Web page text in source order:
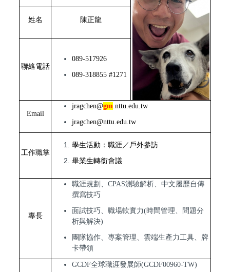
姓名 陳正龍
聯絡電話
089-517926
089-318855 #1271
Email
jragchen@gm .nttu.edu.tw
jragchen@nttu.edu.tw
工作職掌
學生活動：職涯／戶外參訪
畢業生轉銜會議
專長
職涯規劃、CPAS測驗解析、中文履歷自傳
撰寫技巧
面試技巧、職場軟實力(時間管理、問題分
析與解決)
團隊協作、專案管理、雲端生產力工具、牌
卡帶領
GCDF全球職涯發展師(GCDF00960-TW)